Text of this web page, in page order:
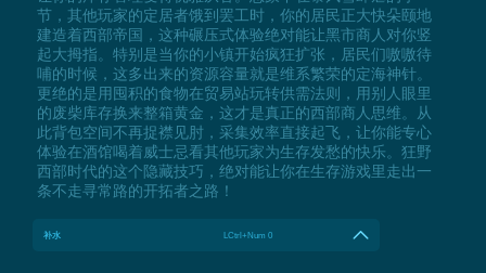
节，其他玩家的定居者饿到罢工时，你的居民正大快朵颐地
建造着西部帝国，这种碾压式体验绝对能让黑市商人对你竖
起大拇指。特别是当你的小镇开始疯狂扩张，居民们嗷嗷待
哺的时候，这多出来的资源容量就是维系繁荣的定海神针。
更绝的是用囤积的食物在贸易站玩转供需法则，用别人眼里
的废柴库存换来整箱黄金，这才是真正的西部商人思维。从
此背包空间不再捉襟见肘，采集效率直接起飞，让你能专心
体验在酒馆喝着威士忌看其他玩家为生存发愁的快乐。狂野
西部时代的这个隐藏技巧，绝对能让你在生存游戏里走出一
条不走寻常路的开拓者之路！
补水 LCtrl+Num 0